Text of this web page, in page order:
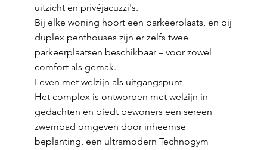
uitzicht en privéjacuzzi's.
Bij elke woning hoort een parkeerplaats, en bij
duplex penthouses zijn er zelfs twee
parkeerplaatsen beschikbaar – voor zowel
comfort als gemak.
Leven met welzijn als uitgangspunt
Het complex is ontworpen met welzijn in
gedachten en biedt bewoners een sereen
zwembad omgeven door inheemse
beplanting, een ultramodern Technogym